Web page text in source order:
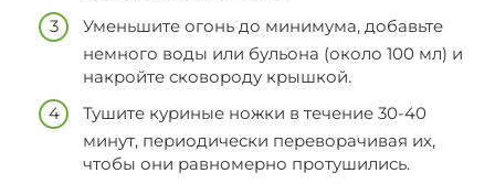
Уменьшите огонь до минимума, добавьте
немного воды или бульона (около 100 мл) и
накройте сковороду крышкой.
Тушите куриные ножки в течение 30-40
минут, периодически переворачивая их,
чтобы они равномерно протушились.